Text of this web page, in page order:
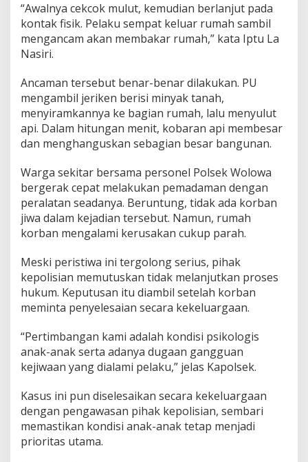
“Awalnya cekcok mulut, kemudian berlanjut pada
kontak fisik. Pelaku sempat keluar rumah sambil
mengancam akan membakar rumah,” kata Iptu La
Nasiri.
Ancaman tersebut benar-benar dilakukan. PU
mengambil jeriken berisi minyak tanah,
menyiramkannya ke bagian rumah, lalu menyulut
api. Dalam hitungan menit, kobaran api membesar
dan menghanguskan sebagian besar bangunan.
Warga sekitar bersama personel Polsek Wolowa
bergerak cepat melakukan pemadaman dengan
peralatan seadanya. Beruntung, tidak ada korban
jiwa dalam kejadian tersebut. Namun, rumah
korban mengalami kerusakan cukup parah.
Meski peristiwa ini tergolong serius, pihak
kepolisian memutuskan tidak melanjutkan proses
hukum. Keputusan itu diambil setelah korban
meminta penyelesaian secara kekeluargaan.
“Pertimbangan kami adalah kondisi psikologis
anak-anak serta adanya dugaan gangguan
kejiwaan yang dialami pelaku,” jelas Kapolsek.
Kasus ini pun diselesaikan secara kekeluargaan
dengan pengawasan pihak kepolisian, sembari
memastikan kondisi anak-anak tetap menjadi
prioritas utama.